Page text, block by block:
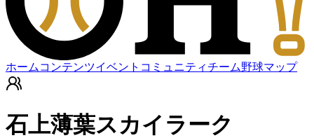
ホーム コンテンツイベント コミュニティチーム野球マップ
石上薄葉スカイラーク